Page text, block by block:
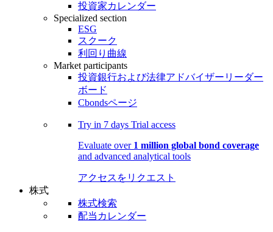
投資家カレンダー
Specialized section
ESG
スクーク
利回り曲線
Market participants
投資銀行および法律アドバイザーリーダー
ボード
Cbondsページ
Try in 7 days Trial access
Evaluate over 1 million global bond coverage
and advanced analytical tools
アクセスをリクエスト
株式
株式検索
配当カレンダー